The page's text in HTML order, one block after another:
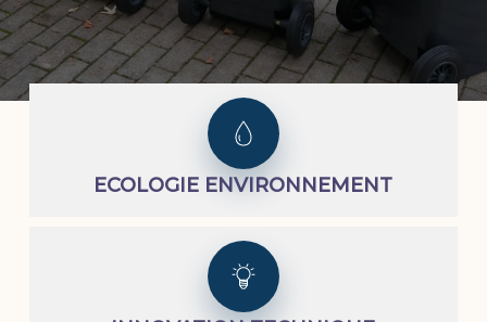
ECOLOGIE ENVIRONNEMENT